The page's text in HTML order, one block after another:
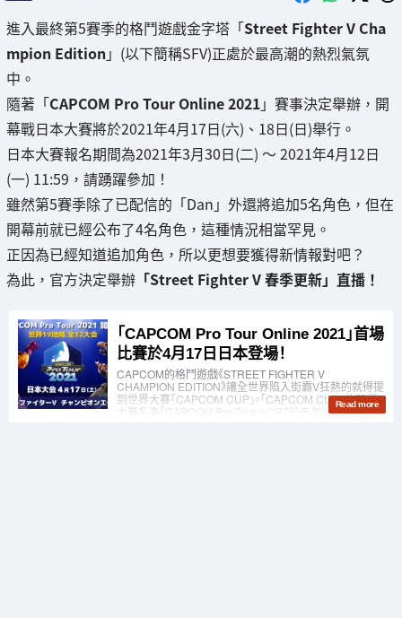
進入最終第5賽季的格鬥遊戲金字塔「Street Fighter V Cha
mpion Edition 」(以下簡稱SFV)正處於最高潮的熱烈氣氛
中。
隨著「CAPCOM Pro Tour Online 2021」賽事決定舉辦，開
幕戰日本大賽將於2021年4月17日(六)、18日(日)舉行。
日本大賽報名期間為2021年3月30日(二) ～ 2021年4月12日
(一) 11:59，請踴躍參加！
雖然第5賽季除了已配信的「Dan」外還將追加5名角色，但在
開幕前就已經公布了4名角色，這種情況相當罕見。
正因為已經知道追加角色，所以更想要獲得新情報對吧？
為此，官方決定舉辦 「Street Fighter V 春季更新」直播！